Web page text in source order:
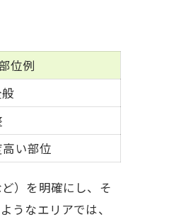
位例
い部位
）を明確にし、そ
うなエリアでは、